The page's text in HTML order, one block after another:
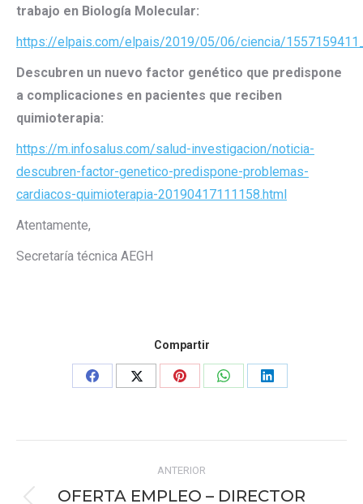
trabajo en Biología Molecular:
https://elpais.com/elpais/2019/05/06/ciencia/
Descubren un nuevo factor genético que predispone
a complicaciones en pacientes que reciben
quimioterapia:
https://m.infosalus.com/salud-investigacion/noticia-
descubren-factor-genetico-predispone-problemas-
cardiacos-quimioterapia-20190417111158.html
Atentamente,
Secretaría técnica AEGH
Compartir
Share
Share
Share
Share
Share
entre
ANTERIOR
OFERTA EMPLEO – DIRECTOR